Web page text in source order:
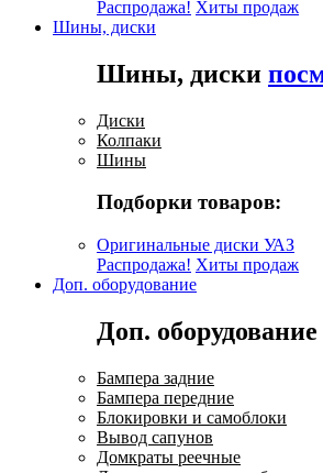
Распродажа! Хиты продаж
Шины, диски
Шины, диски
Диски
Колпаки
Шины
Подборки товаров:
Оригинальные диски УАЗ
Распродажа! Хиты продаж
Доп. оборудование
Доп. оборудование
Бампера задние
Бампера передние
Блокировки и самоблоки
Вывод сапунов
Домкраты реечные